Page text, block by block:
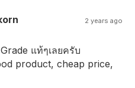
2 years ago
แท้ๆเลยครับ
product, cheap price,